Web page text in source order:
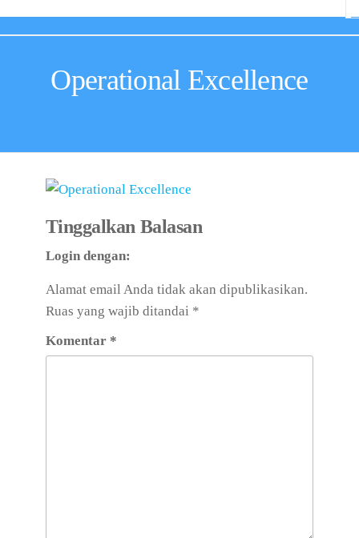
Operational Excellence
Tinggalkan Balasan
Login dengan:
Alamat email Anda tidak akan dipublikasikan.
Ruas yang wajib ditandai *
Komentar *